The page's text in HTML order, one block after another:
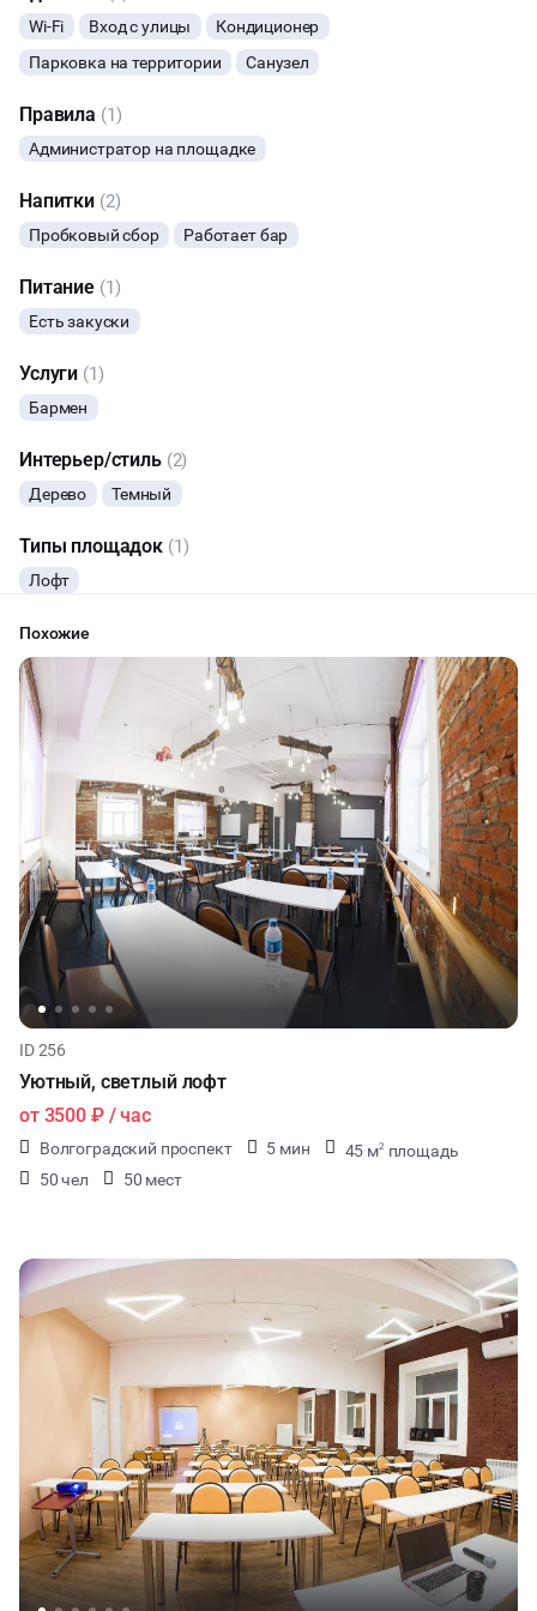
Часы работы: вт-вс с 13:00-23:00. Понедельник выходной.
Wi-Fi Вход с улицы
Кондиционер
Парковка на территории
Санузел
Правила (1)
Администратор на площадке
Напитки (2)
Пробковый сбор Работает бар
Питание (1)
Есть закуски
Услуги (1)
Бармен
Интерьер/стиль (2)
Дерево Темный
Типы площадок (1)
Лофт
МАСТЕР-КЛАСС
КИНОПРОСМОТР
НАСТОЛЬНЫЕ ИГРЫ
КОНФЕРЕНЦИИ
ХАКАТОНЫ
Похожие
ID 256
Уютный, светлый лофт
от 3500 ₽/ час
Волгоградский проспект 5 мин 45 м2 площадь
50 чел
50 мест